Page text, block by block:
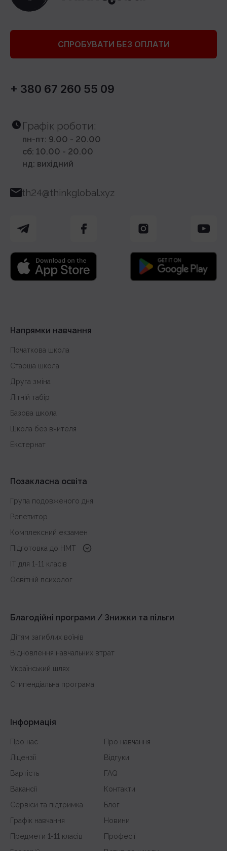
СПРОБУВАТИ БЕЗ ОПЛАТИ
+ 380 67 260 55 09
th24@thinkglobal.xyz
Графік роботи:
пн-пт: 9.00 - 20.00
сб: 10.00 - 20.00
нд: вихідний
Напрямки навчання
Початкова школа
Старша школа
Друга зміна
Літній табір
Базова школа
Школа без вчителя
Екстернат
Позакласна освіта
Група подовженого дня
Репетитор
Комплексний екзамен
Підготовка до HMT
з української мови
з історії України
IT для 1-11 класів
Освітній психолог
Благодійні програми / Знижки та пільги
Дітям загиблих воїнів
Відновлення навчальних втрат
Український шлях
Стипендіальна програма
Інформація
Про нас
Про навчання
Ліцензії
Відгуки
Вартість
FAQ
Вакансії
Контакти
Сервіси та підтримка
Блог
Графік навчання
Новини
Предмети 1-11 класів
Професії